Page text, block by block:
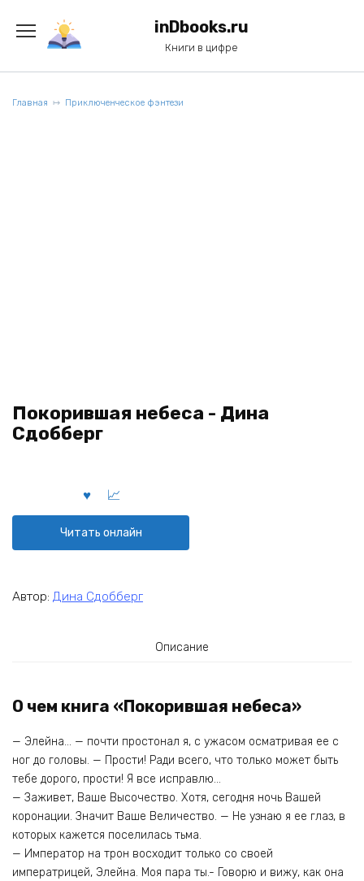
содержанию
inDbooks.ru
Книги в цифре
Главная Приключенческое фэнтези
Покорившая небеса - Дина
Сдобберг
Читать онлайн
Автор: Дина Сдобберг
Описание
О чем книга «Покорившая небеса»
— Элейна… — почти простонал я, с ужасом осматривая ее с
ног до головы. — Прости! Ради всего, что только может быть
тебе дорого, прости! Я все исправлю…
— Заживет, Ваше Высочество. Хотя, сегодня ночь Вашей
коронации. Значит Ваше Величество. — Не узнаю я ее глаз, в
которых кажется поселилась тьма.
— Император на трон восходит только со своей
императрицей, Элейна. Моя пара ты.- Говорю и вижу, как она